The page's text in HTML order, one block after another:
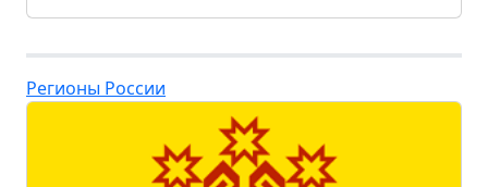
Регионы России